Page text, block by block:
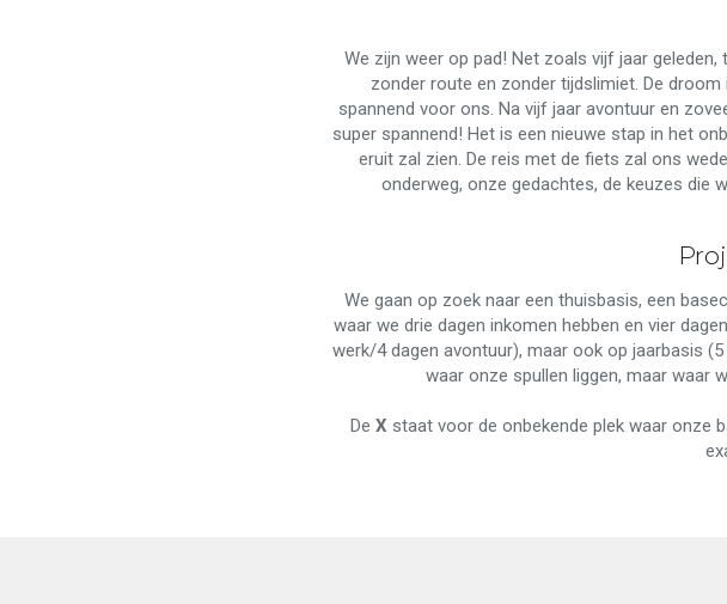
We zijn weer op pad! Net zoals vijf jaar
zonder route en zonder tijdslimiet. De
spannend voor ons. Na vijf jaar avontuur en
super spannend! Het is een nieuwe stap in het
eruit zal zien. De reis met de fiets zal ons
onderweg, onze gedachtes, de keuzes die
We gaan op zoek naar een thuisbasis, een
waar we drie dagen inkomen hebben en vier
werk/4 dagen avontuur), maar ook op jaarbasis
waar onze spullen liggen, maar waar
De X staat voor de onbekende plek waar onze